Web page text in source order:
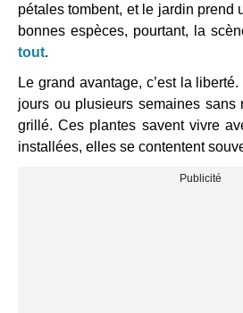
pétales tombent, et le jardin prend
bonnes espèces, pourtant, la
tout.
Le grand avantage, c’est la
jours ou plusieurs semaines sans
grillé. Ces plantes savent vivre
installées, elles se contentent